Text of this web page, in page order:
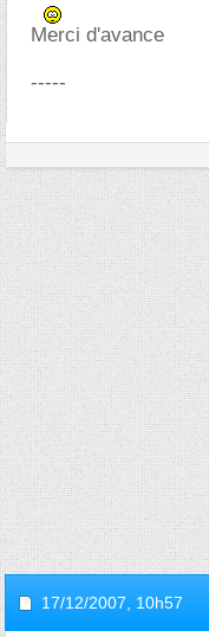
Merci d'avance
-----
17/12/2007, 10h57